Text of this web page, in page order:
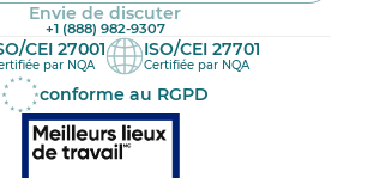
Envie de discuter
+1 (888) 982-9307
CEI 27001
par NQA
ISO/CEI 27701
Certifiée par NQA
conforme au RGPD